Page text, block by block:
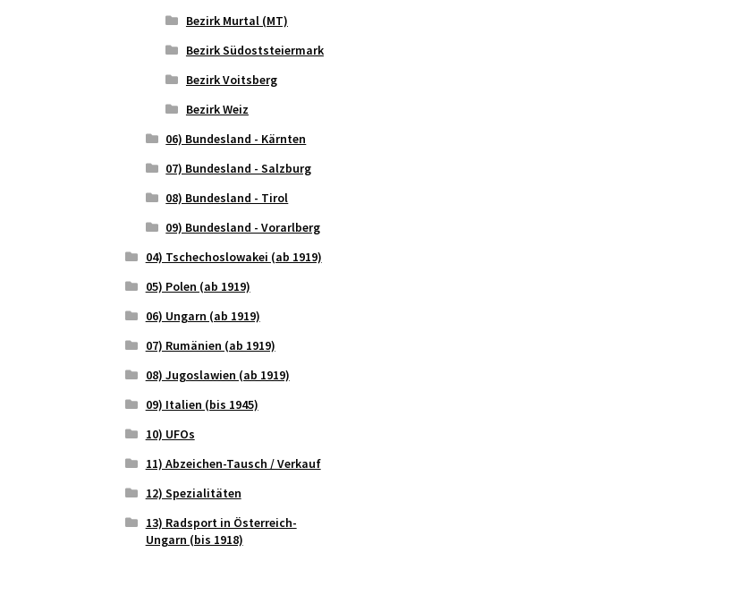
Bezirk Murtal (MT)
Bezirk Südoststeiermark
Bezirk Voitsberg
Bezirk Weiz
06) Bundesland - Kärnten
07) Bundesland - Salzburg
08) Bundesland - Tirol
09) Bundesland - Vorarlberg
04) Tschechoslowakei (ab 1919)
05) Polen (ab 1919)
06) Ungarn (ab 1919)
07) Rumänien (ab 1919)
08) Jugoslawien (ab 1919)
09) Italien (bis 1945)
10) UFOs
11) Abzeichen-Tausch / Verkauf
12) Spezialitäten
13) Radsport in Österreich-
Ungarn (bis 1918)